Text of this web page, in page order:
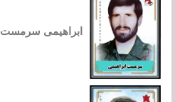
ابراهیمی سرمست